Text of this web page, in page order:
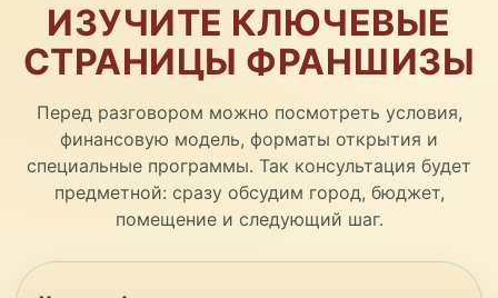
ИЗУЧИТЕ КЛЮЧЕВЫЕ
СТРАНИЦЫ ФРАНШИЗЫ
Перед разговором можно посмотреть условия,
финансовую модель, форматы открытия и
специальные программы. Так консультация будет
предметной: сразу обсудим город, бюджет,
помещение и следующий шаг.